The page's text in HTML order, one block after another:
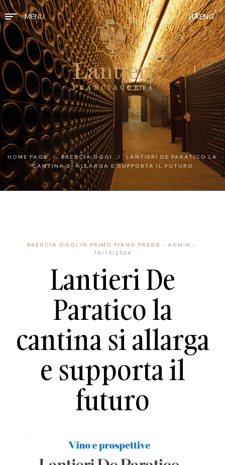
MENU ITAENG
HOME PAGE / BRESCIA OGGI /
LANTIERI DE PARATICO LA
CANTINA SI ALLARGA E SUPPORTA IL FUTURO
BRESCIA OGGI ,IN PRIMO PIANO ,PRESS
ADMIN
15/10/2024
Lantieri De
Paratico la
cantina si allarga
e supporta il
futuro